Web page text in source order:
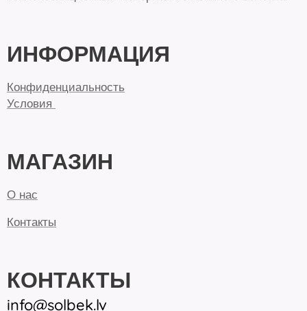
ИНФОРМАЦИЯ
Конфиденциальность
Условия
МАГАЗИН
О нас
Контакты
КОНТАКТЫ
info@solbek.lv